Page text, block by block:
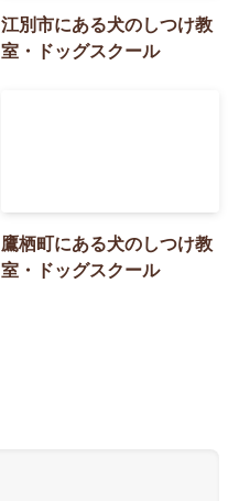
江別市にある犬のしつけ教
室・ドッグスクール
鷹栖町にある犬のしつけ教
室・ドッグスクール